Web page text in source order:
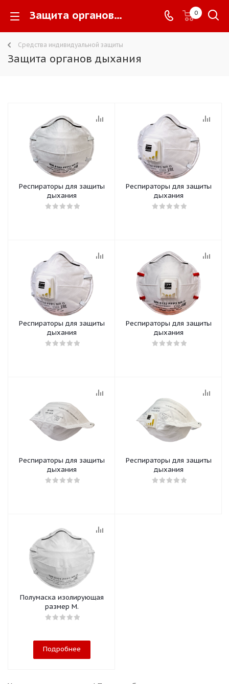
Защита органов дыхания - 0
Средства индивидуальной защиты
Защита органов дыхания
Респираторы для защиты
дыхания
Респираторы для защиты
дыхания
Респираторы для защиты
дыхания
Респираторы для защиты
дыхания
Респираторы для защиты
дыхания
Респираторы для защиты
дыхания
Полумаска изолирующая
размер М.
Подробнее